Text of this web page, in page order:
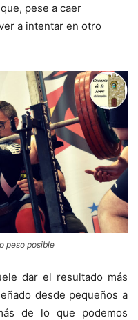
pese a caer
a intentar en otro
peso posible
dar el resultado más
desde pequeños a
de lo que podemos